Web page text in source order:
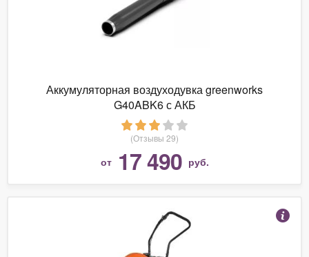
Аккумуляторная воздуходувка greenworks
G40ABK6 с АКБ
(Отзывы 29)
от 17 490 руб.